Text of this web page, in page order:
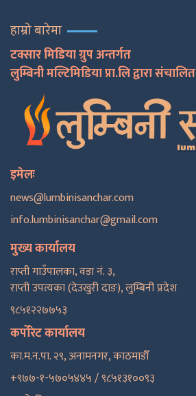
हाम्रो बारेमा
टक्सार मिडिया ग्रुप अन्तर्गत
लुम्बिनी मल्टिमिडिया प्रा.लि द्वारा संचालित
इमेलः
news@lumbinisanchar.com
info.lumbinisanchar@gmail.com
मुख्य कार्यालय
राप्ती गाउँपालका, वडा नं. ३,
राप्ती उपत्यका (देउखुरी दाङ), लुम्बिनी प्रदेश
९८५१२२७७५३
कर्पोरेट कार्यालय
का.म.न.पा. २९, अनामनगर, काठमाडाैँ
+९७७-१-५७०५४४५ / ९८५१३१००९३